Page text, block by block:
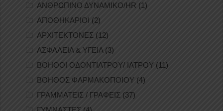
ΑΝΘΡΩΠΙΝΟ ΔΥΝΑΜΙΚΟ/HR (1)
ΑΠΟΘΗΚΑΡΙΟΙ (2)
ΑΡΧΙΤΕΚΤΟΝΕΣ (12)
ΑΣΦΑΛΕΙΑ & ΥΓΕΙΑ(3)
ΒΟΗΘΟΙ ΟΔΟΝΤΙΑΤΡΟΥ/ ΙΑΤΡΟΥ (11)
ΒΟΗΘΟΣ ΦΑΡΜΑΚΟΠΟΙΟΥ (4)
ΓΡΑΜΜΑΤΕΙΣ / ΓΡΑΦΕΙΣ (37)